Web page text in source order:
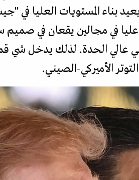
شي أن يعيد بناء المستويات
في مجالين يقعان في صميم
عالي الحدة. لذلك يدخل شي
الأميركي-الصيني.